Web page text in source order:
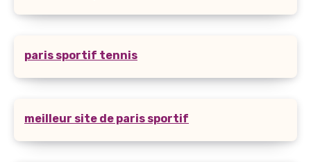
paris sportif tennis
meilleur site de paris sportif